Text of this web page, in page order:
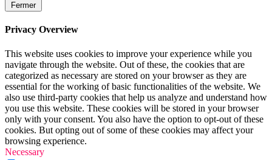
Fermer
Privacy Overview
This website uses cookies to improve your experience while you
navigate through the website. Out of these, the cookies that are
categorized as necessary are stored on your browser as they are
essential for the working of basic functionalities of the website. We
also use third-party cookies that help us analyze and understand how
you use this website. These cookies will be stored in your browser
only with your consent. You also have the option to opt-out of these
cookies. But opting out of some of these cookies may affect your
browsing experience.
Necessary